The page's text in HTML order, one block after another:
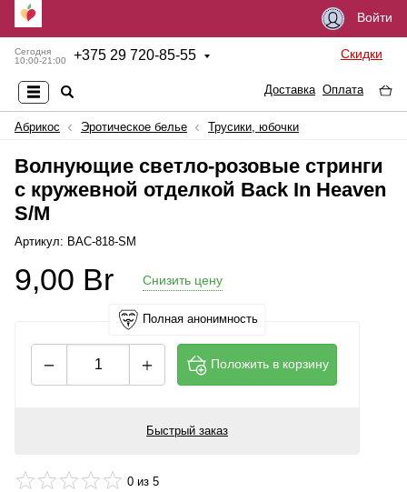
Войти
Сегодня
10:00-21:00
+375 29 720-85-55 Скидки
Доставка Оплата
Абрикос Эротическое белье Трусики, юбочки
Волнующие светло-розовые стринги
с кружевной отделкой Back In Heaven
S/M
Артикул: BAC-818-SM
9,00 Br Снизить цену
Полная анонимность
Положить в корзину
Быстрый заказ
0 из 5